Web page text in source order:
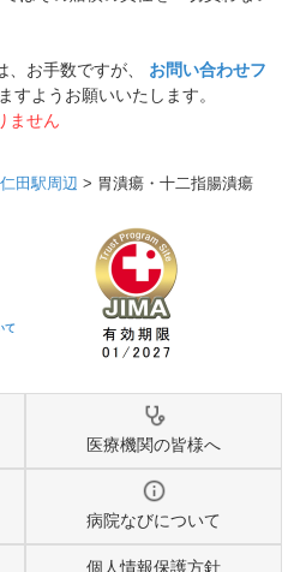
、お手数ですが、 お問い合わせフ
すようお願いいたします。
ません
田駅周辺 > 胃潰瘍・十二指腸潰瘍
て
医療機関の皆様へ
病院なびについて
個人情報保護方針